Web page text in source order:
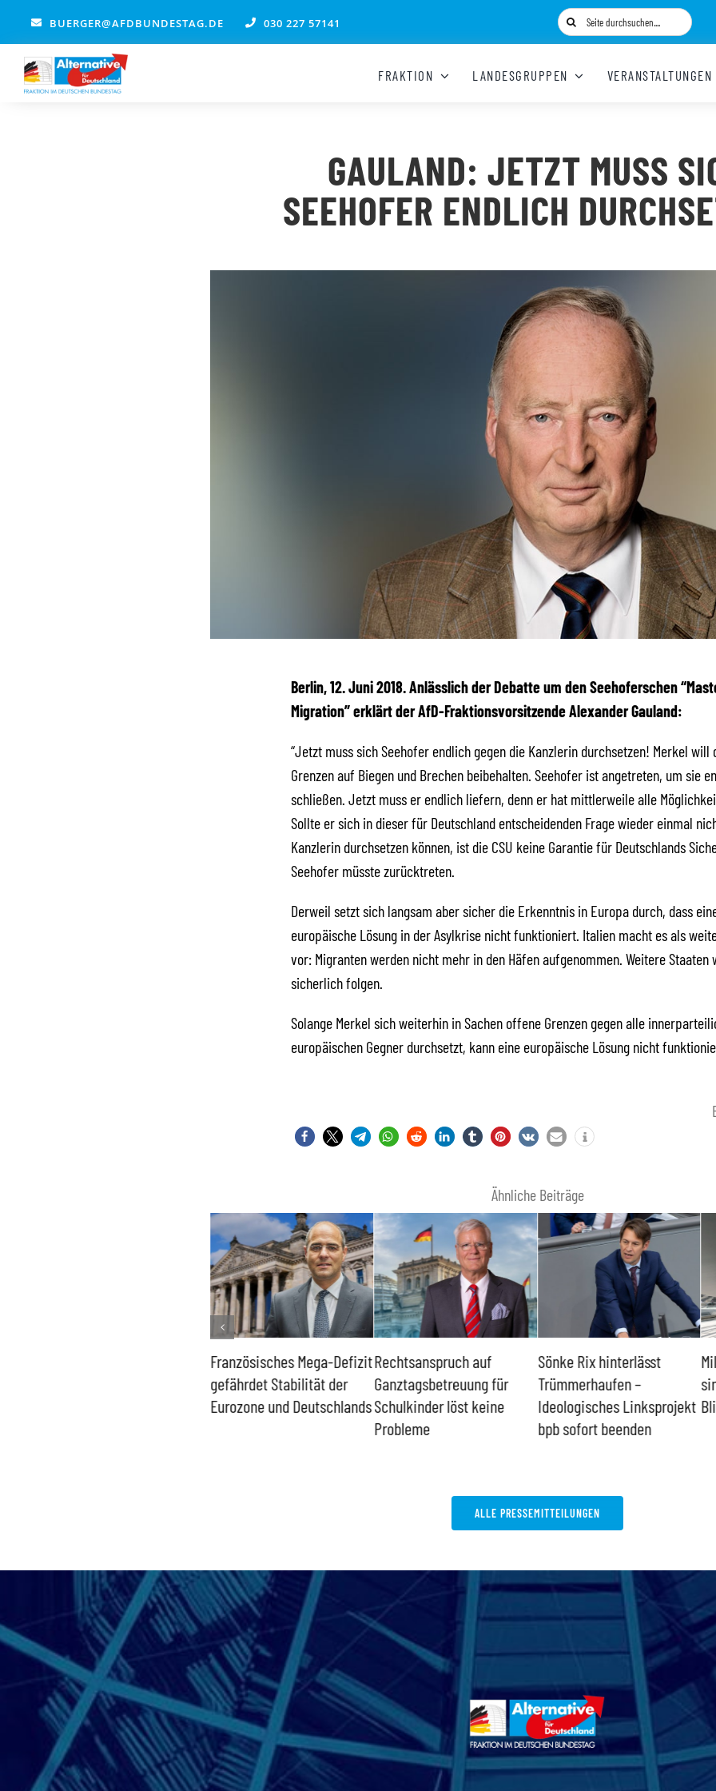
springen
BUERGER@AFDBUNDESTAG.DE 030 227 57141
Suche
nach:
FRAKTION LANDESGRUPPEN VERANSTALTUNGEN
GAULAND: JETZT MUSS
SEEHOFER ENDLICH
Berlin, 12. Juni 2018. Anlässlich der Debatte um den Seehoferschen
Migration” erklärt der AfD-Fraktionsvorsitzende Alexander Gauland:
“Jetzt muss sich Seehofer endlich gegen die Kanzlerin durchsetzen! Merkel will
Grenzen auf Biegen und Brechen beibehalten. Seehofer ist angetreten, um sie
schließen. Jetzt muss er endlich liefern, denn er hat mittlerweile alle
Sollte er sich in dieser für Deutschland entscheidenden Frage wieder einmal
Kanzlerin durchsetzen können, ist die CSU keine Garantie für Deutschlands
Seehofer müsste zurücktreten.
Derweil setzt sich langsam aber sicher die Erkenntnis in Europa durch, dass
europäische Lösung in der Asylkrise nicht funktioniert. Italien macht es als
vor: Migranten werden nicht mehr in den Häfen aufgenommen. Weitere Staaten
sicherlich folgen.
Solange Merkel sich weiterhin in Sachen offene Grenzen gegen alle
europäischen Gegner durchsetzt, kann eine europäische Lösung nicht
Ähnliche Beiträge
Französisches Mega-Defizit
gefährdet Stabilität der
Eurozone und Deutschlands
Rechtsanspruch auf
Ganztagsbetreuung für
Schulkinder löst keine
Probleme
Sönke Rix hinterlässt
Trümmerhaufen –
Ideologisches Linksprojekt
bpb sofort beenden
ALLE PRESSEMITTEILUNGEN